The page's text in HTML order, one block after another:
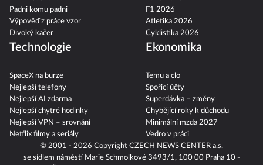
Padni komu padni
Výpověď z práce vzor
Divoký kačer
F1 2026
Atletika 2026
Cyklistika 2026
Technologie
SpaceX na burze
Nejlepší telefony
Nejlepší AI zdarma
Nejlepší chytré hodinky
Nejlepší VPN – srovnání
Netflix filmy a seriály
Ekonomika
Temu a clo
Spořicí účty
Superdávka – změny
Chybějící roky k důchodu
Minimální mzda 2027
Vedro v práci
© 2001 - 2026 Copyright CZECH NEWS CENTER a.s.
se sídlem náměstí Marie Schmolkové 3493/1, 100 00 Praha 10 -